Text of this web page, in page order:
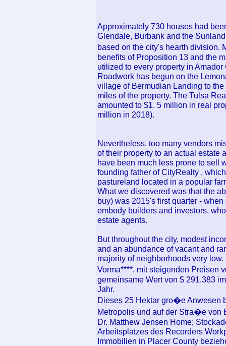
Approximately 730 houses had
Glendale, Burbank and the
based on the city's hearth division.
benefits of Proposition 13 and the
utilized to every property in Amador
Roadwork has begun on the
village of Bermudian Landing to
miles of the property. The Tulsa
amounted to $1. 5 million in real
million in 2018).
Nevertheless, too many vendors
of their property to an actual estate
have been much less prone to sell
founding father of CityRealty ,
pastureland located in a popular
What we discovered was that the
buy) was 2015's first quarter -
embody builders and investors,
estate agents.
But throughout the city, modest
and an abundance of vacant and
majority of neighborhoods very
Vorma****, mit steigenden Preisen
gemeinsame Wert von $ 291.383
Jahr.
Dieses 25 Hektar gro�e Anwesen
Metropolis und auf der Stra�e von
Dr. Matthew Jensen Home;
Arbeitsplatzes des Recorders
Immobilien in Placer County